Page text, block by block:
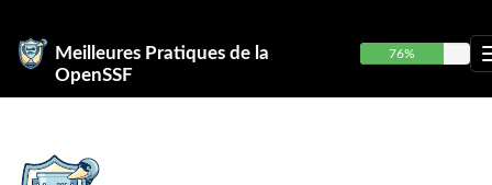
Meilleures Pratiques de la
OpenSSF
76%